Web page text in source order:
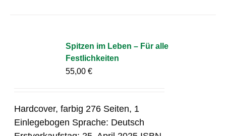
Spitzen im Leben – Für alle
Festlichkeiten
55,00€
Hardcover, farbig 276 Seiten, 1
Einlegebogen Sprache: Deutsch